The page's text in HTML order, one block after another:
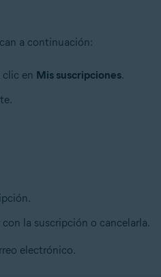
a continuación:
en Mis suscripciones.
la suscripción o cancelarla.
electrónico.